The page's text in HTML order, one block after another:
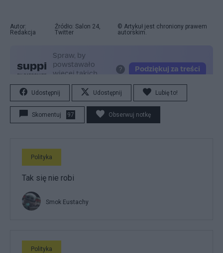
Autor:
Redakcja
Źródło: Salon 24,
Twitter
© Artykuł jest chroniony prawem
autorskim.
Udostępnij Udostępnij Lubię to!
Skomentuj 97 Obserwuj notkę
Polityka
Tak się nie robi
Smok Eustachy
Polityka